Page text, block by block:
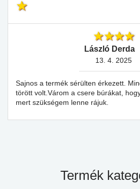
László Derda
13. 4. 2025
Sajnos a termék sérülten érkezett.
törött volt.Várom a csere búrákat,
mert szükségem lenne rájuk.
Termék